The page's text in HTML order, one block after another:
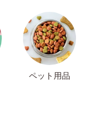
ペット用品